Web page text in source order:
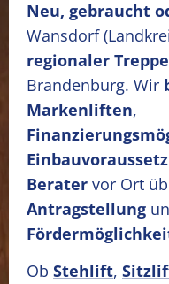
Neu, gebraucht
Wansdorf
regionaler
Brandenburg. Wir
Markenliften,
Berater vor Ort
Antragstellung
Ob Stehlift,